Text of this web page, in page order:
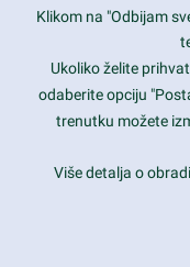
Daily: 9:00 am - 6:00 pm
Sunday: Closed
Copyright 2017FRESHFACE
Klikom na "Odbijam
Ukoliko želite
odaberite opciju
trenutku možete
Više detalja o